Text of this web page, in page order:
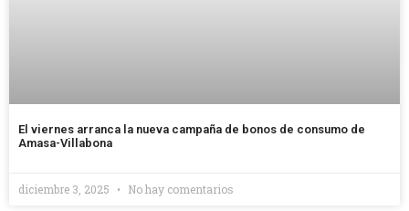
El viernes arranca la nueva campaña de bonos de consumo de
Amasa-Villabona
diciembre 3, 2025 No hay comentarios